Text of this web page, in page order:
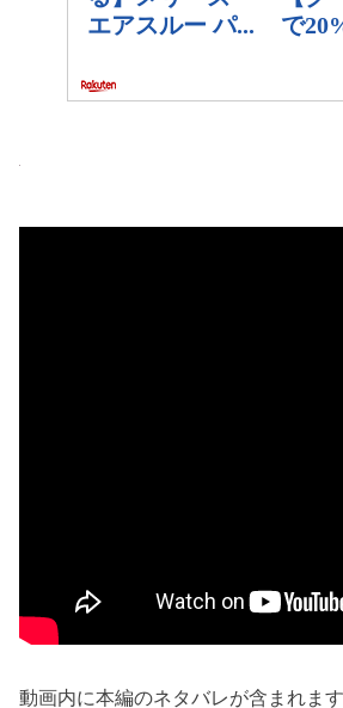
動画内に本編のネタバレが含まれま